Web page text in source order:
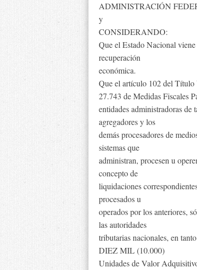
ADMINISTRACIÓN
y
CONSIDERANDO:
Que el Estado Nacional
recuperación
económica.
Que el artículo 102 del
27.743 de Medidas Fiscales
entidades administradoras de
agregadores y los
demás procesadores de
sistemas que
administran, procesen u
concepto de
liquidaciones
procesados u
operados por los anteriores,
las autoridades
tributarias nacionales, en
DIEZ MIL (10.000)
Unidades de Valor